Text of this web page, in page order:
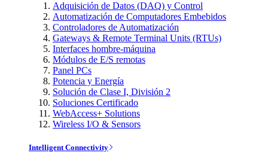
Adquisición de Datos (DAQ) y Control
Automatización de Computadores Embebidos
Controladores de Automatización
Gateways & Remote Terminal Units (RTUs)
Interfaces hombre-máquina
Módulos de E/S remotas
Panel PCs
Potencia y Energía
Solución de Clase I, División 2
Soluciones Certificado
WebAccess+ Solutions
Wireless I/O & Sensors
Intelligent Connectivity